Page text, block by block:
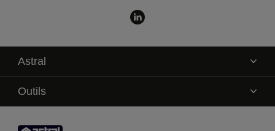
Astral
La marque
Service technique
Contact
Outils